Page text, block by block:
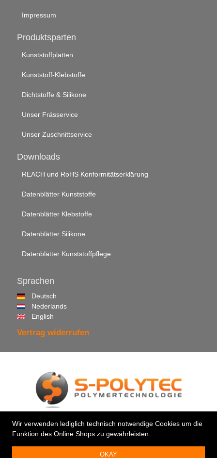
Impressum
Produktsparten
Kunststoffplatten
Kunststoff-Klebstoffe
Dichtstoffe & Silikone
Unser Frässervice
Unser Zuschnittservice
Downloads
REACH und RoHS Konformitätserklärung
Datenblätter Kunststoffe
Datenblätter Klebstoffe
Datenblätter Silikone
Datenblätter Kunststoffpflege
Sprachen
Deutsch
Nederlands
English
Vertrag widerrufen
© 2026 •S-Polytec GmbH
Ihr Profi für Kunststoffe & Klebstoffe
Wir verwenden lediglich technisch notwendige Cookies um die
Funktion des Online Shops zu gewährleisten.
OKAY